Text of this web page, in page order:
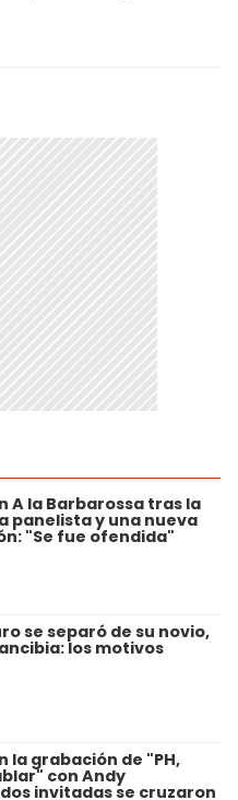
A la Barbarossa tras la
panelista y una nueva
"Se fue ofendida"
se separó de su novio,
los motivos
la grabación de "PH,
con Andy
invitadas se cruzaron